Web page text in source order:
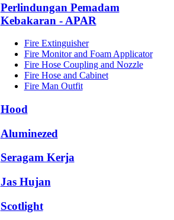
Perlindungan Pemadam
Kebakaran - APAR
Fire Extinguisher
Fire Monitor and Foam Applicator
Fire Hose Coupling and Nozzle
Fire Hose and Cabinet
Fire Man Outfit
Hood
Aluminezed
Seragam Kerja
Jas Hujan
Scotlight